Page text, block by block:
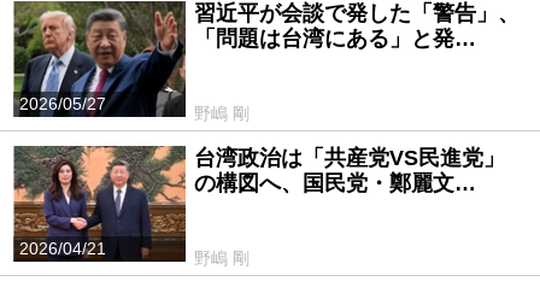
2026/05/27
習近平が会談で発した「警告」、
「問題は台湾にある」と発…
野嶋 剛
2026/04/21
台湾政治は「共産党VS民進党」
の構図へ、国民党・鄭麗文…
野嶋 剛